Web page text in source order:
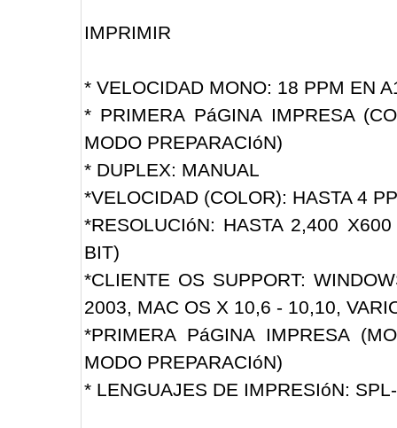
IMPRIMIR
* VELOCIDAD MONO: 18 PPM EN
* PRIMERA PáGINA IMPRESA
MODO PREPARACIóN)
* DUPLEX: MANUAL
*VELOCIDAD (COLOR): HASTA 4
*RESOLUCIóN: HASTA 2,400
BIT)
*CLIENTE OS SUPPORT:
2003, MAC OS X 10,6 - 10,10,
*PRIMERA PáGINA IMPRESA
MODO PREPARACIóN)
* LENGUAJES DE IMPRESIóN: